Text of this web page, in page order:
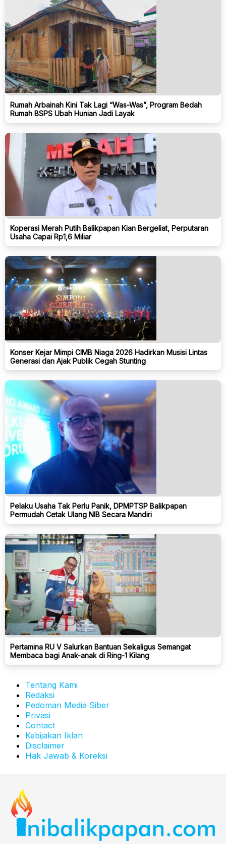
Rumah Arbainah Kini Tak Lagi “Was-Was”, Program Bedah
Rumah BSPS Ubah Hunian Jadi Layak
Koperasi Merah Putih Balikpapan Kian Bergeliat, Perputaran
Usaha Capai Rp1,6 Miliar
Konser Kejar Mimpi CIMB Niaga 2026 Hadirkan Musisi Lintas
Generasi dan Ajak Publik Cegah Stunting
Pelaku Usaha Tak Perlu Panik, DPMPTSP Balikpapan
Permudah Cetak Ulang NIB Secara Mandiri
Pertamina RU V Salurkan Bantuan Sekaligus Semangat
Membaca bagi Anak-anak di Ring-1 Kilang
Tentang Kami
Redaksi
Pedoman Media Siber
Privasi
Contact
Kebijakan Iklan
Disclaimer
Hak Jawab & Koreksi